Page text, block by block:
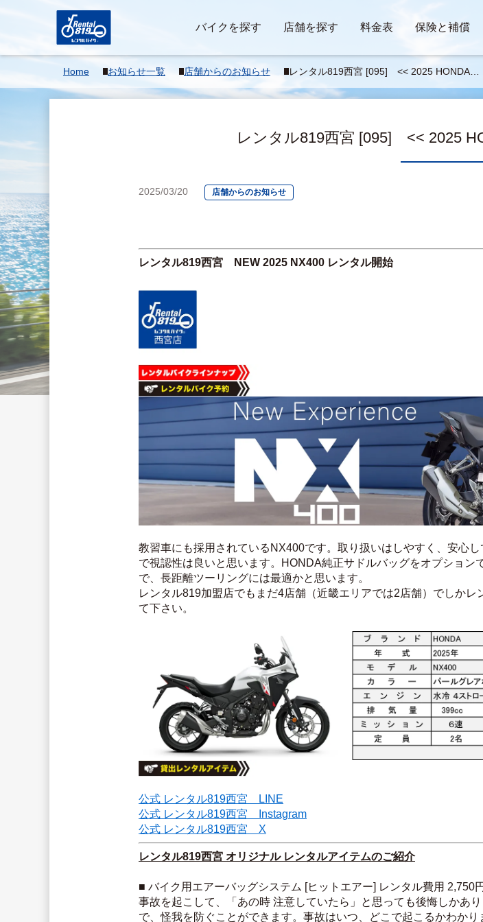
バイクを探す 店舗を探す 料金表 保険と補償
Home お知らせ一覧 店舗からのお知らせ
レンタル819西宮 [095] << 2025 HONDA N
X400 レンタル開始>>
レンタル819西宮 [095] << 2025
2025/03/20 店舗からのお知らせ
レンタル819西宮　NEW 2025 NX400 レンタル開始
教習車にも採用されているNX400です。取り扱いはしやすく、安心
で視認性は良いと思います。HONDA純正サドルバッグをオプショ
で、長距離ツーリングには最適かと思います。
レンタル819加盟店でもまだ4店舗（近畿エリアでは2店舗）でしか
て下さい。
公式 レンタル819西宮　LINE
公式 レンタル819西宮　Instagram
公式 レンタル819西宮　X
レンタル819西宮 オリジナル レンタルアイテムのご紹介
■ バイク用エアーバッグシステム [ヒットエアー] レンタル費用 2,750
事故を起こして、「あの時 注意していたら」と思っても後悔しかあ
で、怪我を防ぐことができます。事故はいつ、どこで起こるかわか